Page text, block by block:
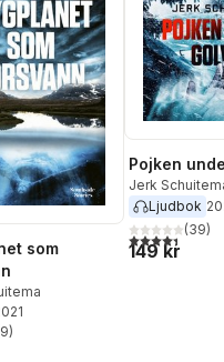
som
Totalt antal röster:
9)
Pojken
Jerk
Ljudbok
4,4utav 5(39)
149 kr